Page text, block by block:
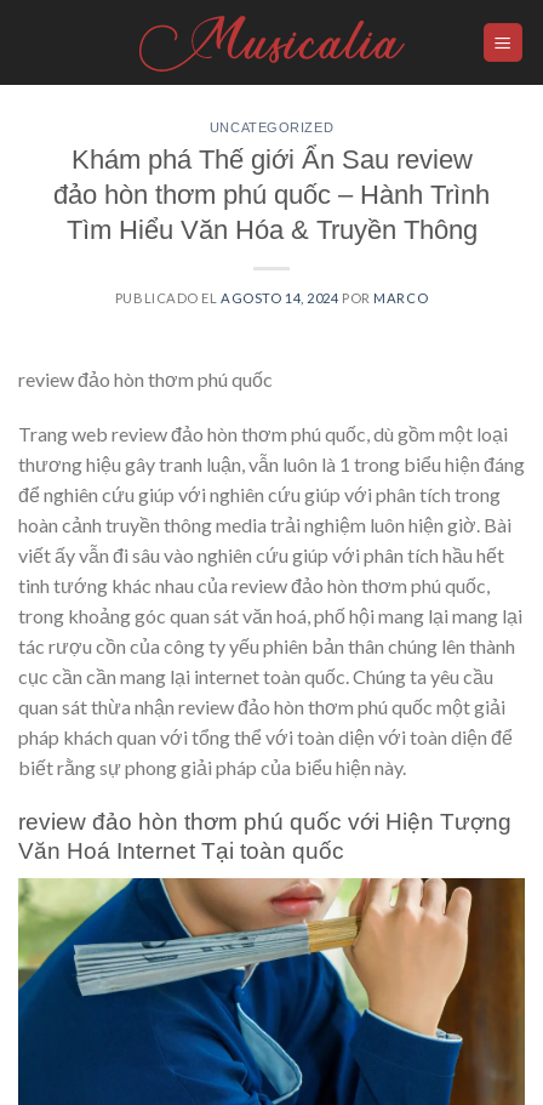
UNCATEGORIZED
Khám phá Thế giới Ẩn Sau review
đảo hòn thơm phú quốc – Hành Trình
Tìm Hiểu Văn Hóa & Truyền Thông
PUBLICADO EL AGOSTO 14, 2024 POR MARCO
review đảo hòn thơm phú quốc
Trang web review đảo hòn thơm phú quốc, dù gồm một loại
thương hiệu gây tranh luận, vẫn luôn là 1 trong biểu hiện đáng
để nghiên cứu giúp với nghiên cứu giúp với phân tích trong
hoàn cảnh truyền thông media trải nghiệm luôn hiện giờ. Bài
viết ấy vẫn đi sâu vào nghiên cứu giúp với phân tích hầu hết
tinh tướng khác nhau của review đảo hòn thơm phú quốc,
trong khoảng góc quan sát văn hoá, phố hội mang lại mang lại
tác rượu cồn của công ty yếu phiên bản thân chúng lên thành
cục cần cần mang lại internet toàn quốc. Chúng ta yêu cầu
quan sát thừa nhận review đảo hòn thơm phú quốc một giải
pháp khách quan với tổng thể với toàn diện với toàn diện để
biết rằng sự phong giải pháp của biểu hiện này.
review đảo hòn thơm phú quốc với Hiện Tượng
Văn Hoá Internet Tại toàn quốc